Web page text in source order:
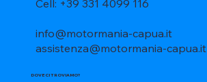
Cell: +39 331 4099 116
info@motormania-capua.it
assistenza@motormania-capua.it
DOVE CI TROVIAMO?